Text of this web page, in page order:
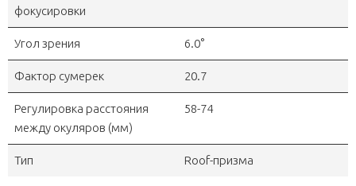
фокусировки
Угол зрения 6.0°
Фактор сумерек 20.7
Регулировка расстояния
между окуляров (мм)
58-74
Тип Roof-призма